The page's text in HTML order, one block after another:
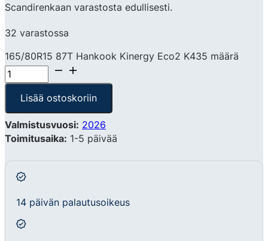
Scandirenkaan varastosta edullisesti.
32 varastossa
165/80R15 87T Hankook Kinergy Eco2 K435 määrä
Lisää ostoskoriin
Valmistusvuosi: 2026
Toimitusaika: 1-5 päivää
14 päivän palautusoikeus